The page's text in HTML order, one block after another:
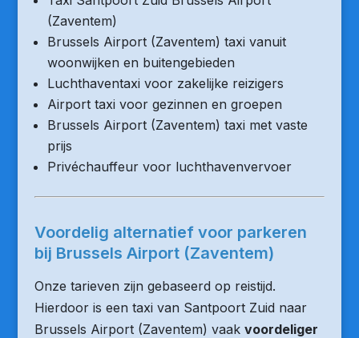
(Zaventem)
Brussels Airport (Zaventem) taxi vanuit
woonwijken en buitengebieden
Luchthaventaxi voor zakelijke reizigers
Airport taxi voor gezinnen en groepen
Brussels Airport (Zaventem) taxi met vaste
prijs
Privéchauffeur voor luchthavenvervoer
Voordelig alternatief voor parkeren
bij Brussels Airport (Zaventem)
Onze tarieven zijn gebaseerd op reistijd.
Hierdoor is een taxi van Santpoort Zuid naar
Brussels Airport (Zaventem) vaak voordeliger